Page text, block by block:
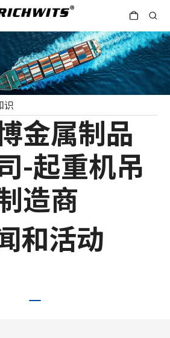
识
金属制品
-起重机吊
造商
和活动